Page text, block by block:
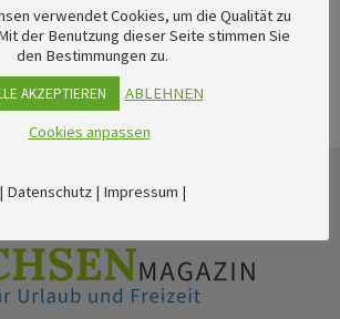
,Elbland,Leipzig und Region,
Vogtland
verwendet Cookies, um die Qualität zu
der Benutzung dieser Seite stimmen Sie
den Bestimmungen zu.
AKZEPTIEREN
ABLEHNEN
Cookies anpassen
| Datenschutz| Impressum |